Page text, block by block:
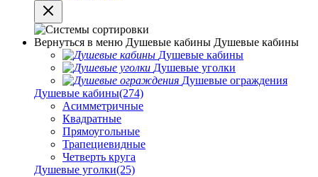
Вернуться в меню Душевые кабины Душевые кабины
Душевые кабины
Душевые уголки
Душевые ограждения
Душевые кабины(274)
Асимметричные
Квадратные
Прямоугольные
Трапециевидные
Четверть круга
Душевые уголки(25)